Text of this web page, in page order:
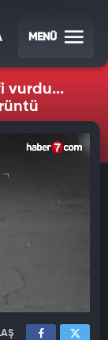
MENÜ
vurdu...